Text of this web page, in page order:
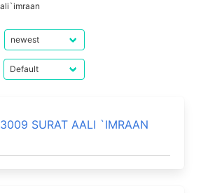
SURAT AALI `IMRAAN